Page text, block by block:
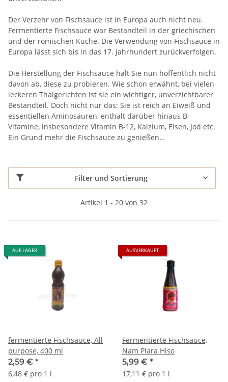
Der Verzehr von Fischsauce ist in Europa auch nicht neu.
Fermentierte Fischsauce war Bestandteil in der griechischen
und der römischen Küche. Die Verwendung von Fischsauce in
Europa lässt sich bis in das 17. Jahrhundert zurückverfolgen.
Die Herstellung der Fischsauce hält Sie nun hoffentlich nicht
davon ab, diese zu probieren. Wie schon erwähnt, bei vielen
leckeren Thaigerichten ist sie ein wichtiger, unverzichtbarer
Bestandteil. Doch nicht nur das: Sie ist reich an Eiweiß und
essentiellen Aminosäuren, enthält darüber hinaus B-
Vitamine, insbesondere Vitamin B-12, Kalzium, Eisen, Jod etc.
Ein Grund mehr die Fischsauce zu genießen…
Filter und Sortierung
Artikel 1 - 20 von 32
AUF LAGER
fermentierte Fischsauce, All
purpose, 400 ml
2,59 € *
6,48 € pro 1 l
AUSVERKAUFT
Fermentierte Fischsauce,
Nam Plara Hiso
5,99 € *
17,11 € pro 1 l